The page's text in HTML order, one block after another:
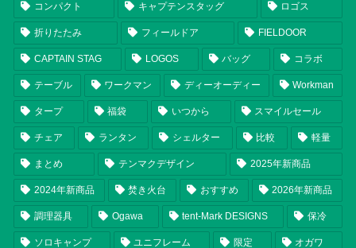
コンパクト キャプテンスタッグ ロゴス
折りたたみ フィールドア FIELDOOR
CAPTAIN STAG LOGOS バッグ コラボ
テーブル ワークマン ディーオーディー Workman
タープ 福袋 いつから スマイルセール
チェア ランタン シェルター 比較 軽量
まとめ テンマクデザイン 2025年新商品
2024年新商品 焚き火台 おすすめ 2026年新商品
調理器具 Ogawa tent-Mark DESIGNS 保冷
ソロキャンプ ユニフレーム 限定 オガワ